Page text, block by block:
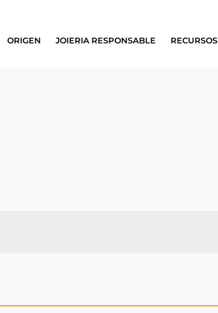
ORIGEN JOIERIA RESPONSABLE RECURSOS